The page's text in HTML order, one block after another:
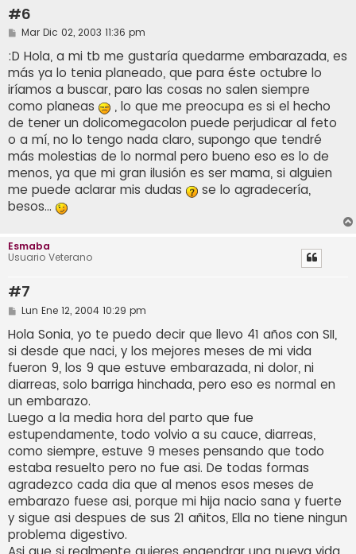
#6
M
n
s
a
j
e
Mar Dic 02, 2003 11:36 pm
:D Hola, a mi tb me gustaría quedarme embarazada, es
más ya lo tenia planeado, que para éste octubre lo
iríamos a buscar, paro las cosas no salen siempre
como planeas
, lo que me preocupa es si el hecho
de tener un dolicomegacolon puede perjudicar al feto
o a mí, no lo tengo nada claro, supongo que tendré
más molestias de lo normal pero bueno eso es lo de
menos, ya que mi gran ilusión es ser mama, si alguien
me puede aclarar mis dudas
se lo agradecería,
besos...
Esmaba
Usuario Veterano
#7
M
n
s
a
j
e
Lun Ene 12, 2004 10:29 pm
Hola Sonia, yo te puedo decir que llevo 41 años con SII,
si desde que naci, y los mejores meses de mi vida
fueron 9, los 9 que estuve embarazada, ni dolor, ni
diarreas, solo barriga hinchada, pero eso es normal en
un embarazo.
Luego a la media hora del parto que fue
estupendamente, todo volvio a su cauce, diarreas,
como siempre, estuve 9 meses pensando que todo
estaba resuelto pero no fue asi. De todas formas
agradezco cada dia que al menos esos meses de
embarazo fuese asi, porque mi hija nacio sana y fuerte
y sigue asi despues de sus 21 añitos, Ella no tiene ningun
problema digestivo.